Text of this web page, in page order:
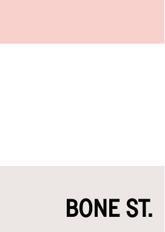
מהחתולים מאמצים את שמיכת הצמר
BONE ST.